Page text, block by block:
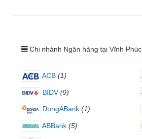
Chi nhánh Ngân hàng tại Vĩnh Phúc
ACB (1)
BIDV (9)
DongABank (1)
ABBank (5)